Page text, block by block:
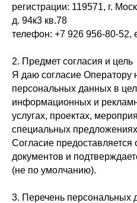
регистрации: 119571, г.
д. 94к3 кв.78
телефон: +7 926 956-80-52,
2. Предмет согласия и цель
Я даю согласие Оператору
персональных данных в
информационных и
услугах, проектах,
специальных
Согласие предоставляется
документов и
(не по умолчанию).
3. Перечень персональных